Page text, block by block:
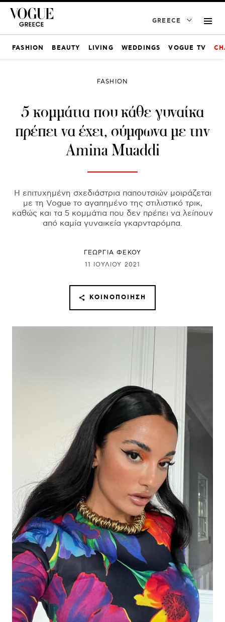
GREECE
FASHION BEAUTY LIVING WEDDINGS VOGUE TV
FASHION
5 κομμάτια που κάθε γυναίκα
πρέπει να έχει, σύμφωνα με την
Amina Muaddi
Η επιτυχημένη σχεδιάστρια παπουτσιών μοιράζεται
με τη Vogue το αγαπημένο της στιλιστικό τρικ,
καθώς και τα 5 κομμάτια που δεν πρέπει να λείπουν
από καμία γυναικεία γκαρνταρόμπα.
ΓΕΩΡΓΙΑ ΦΕΚΟΥ
11 ΙΟΥΛΊΟΥ 2021
ΚΟΙΝΟΠΟΊΗΣΗ